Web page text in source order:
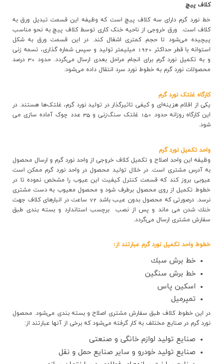
كلاف پيچ
خط نورد گرم داراي سه كلاف پيچ است که وظيفه اين قسمت تبديل ورق به
كلاف است.
ورق خروجي از ناحيه خنک کاری توسط كلاف پيچ به نحو مناسب
پیچیده مي‌شود تا حجم كمتري اشغال كند. در اين قسمت ورق به شكل
استوانه با قطر حداکثر 1920 میلیمتر تولید و سپس شماره گذاري، تسمه زنی
و به تکمیل نورد گرم برای انجام مراحل بعدی ارسال می‌گردد. حدود 30 درصد
محصولات نورد گرم به خطوط نورد سرد انتقال داده مي‌شود.
کارگاه غلتک نورد گرم
یکی از اقلام هزینه‌ای و کیفی تاثیرگذار در تولید نورد گرم، غلتک‌ها هستند. در
این کارگاه روزانه حدود 150 غلتک سنگ‌زنی و 35 عدد چوک آماده سازی می
شود.
واحد تكميل نورد گرم
وظيفه اين واحد اصلاح و تكميل كلاف خروجي از واحد نورد گرم و ارسال محصول
به آدرس مشتري است. در خلال توليد محصول در واحد نورد گرم ممكن است
عيوبي بروز كند كه قسمت كنترل كيفيت اين عيوب را مشخص نموده تا در
خطوط تكميل از روي محصول برطرف شود و محصول معيوب به دست مشتري
نرسد. درصورتي كه محصول بدون عيب باشد 72 ساعت در انبارهاي كلاف جهت
خنك شدن مي ماند و پس از نصب
برچسب استاندارد و بسته بندي طبق
سفارش مشتري ارسال مي‌گردد.
خطوط واحد تكميل نورد گرم عبارتند از:
خط برش سبك
خط برش سنگين
اسكين پاس
تمپرميل
در اين خطوط كلاف طبق سفارش مشتري اصلاح و بسته بندي مي‌شود. محصول
نورد گرم در صنايع مختلف به كار گرفته مي‌شود که برخي از آنها عبارتند از:
صنایع توليد لوازم خانگي و صنعتی
صنایع توليد خودرو و سایر صنایع حمل و نقل